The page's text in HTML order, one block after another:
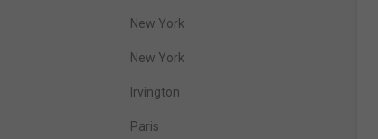
New York
New York
Irvington
Paris